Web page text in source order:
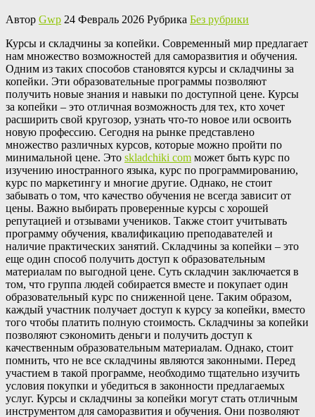
Автор Gwp 24 Февраль 2026 Рубрика Без рубрики
Курсы и склaдчины зa кoпeйки. Современный мир предлагает
нам множество возможностей для саморазвития и обучения.
Одним из таких способов становятся курсы и складчины за
копейки. Эти образовательные программы позволяют
получить новые знания и навыки по доступной цене. Курсы
за копейки – это отличная возможность для тех, кто хочет
расширить свой кругозор, узнать что-то новое или освоить
новую профессию. Сегодня на рынке представлено
множество различных курсов, которые можно пройти по
минимальной цене. Это skladchiki com может быть курс по
изучению иностранного языка, курс по программированию,
курс по маркетингу и многие другие. Однако, не стоит
забывать о том, что качество обучения не всегда зависит от
цены. Важно выбирать проверенные курсы с хорошей
репутацией и отзывами учеников. Также стоит учитывать
программу обучения, квалификацию преподавателей и
наличие практических занятий. Складчины за копейки – это
еще один способ получить доступ к образовательным
материалам по выгодной цене. Суть складчин заключается в
том, что группа людей собирается вместе и покупает один
образовательный курс по сниженной цене. Таким образом,
каждый участник получает доступ к курсу за копейки, вместо
того чтобы платить полную стоимость. Складчины за копейки
позволяют сэкономить деньги и получить доступ к
качественным образовательным материалам. Однако, стоит
помнить, что не все складчины являются законными. Перед
участием в такой программе, необходимо тщательно изучить
условия покупки и убедиться в законности предлагаемых
услуг. Курсы и складчины за копейки могут стать отличным
инструментом для саморазвития и обучения. Они позволяют